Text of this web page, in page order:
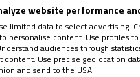
website performance
limited data to select advertising.
personalise content. Use profiles
audiences through
Use precise geolocation
and send to the USA.